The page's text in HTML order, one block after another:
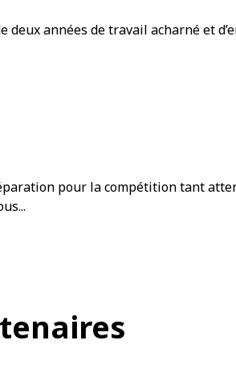
deux années de travail acharné et
pour la compétition tant